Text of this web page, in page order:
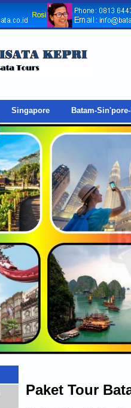
Singapore Batam-
Paket Tour